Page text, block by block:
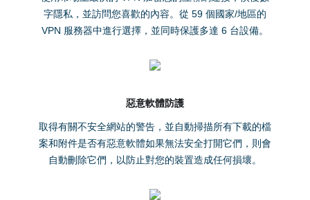
字隱私，並訪問您喜歡的內容。從 59 個國家/地區的
VPN 服務器中進行選擇，並同時保護多達 6 台設備。
惡意軟體防護
取得有關不安全網站的警告，並自動掃描所有下載的檔
案和附件是否有惡意軟體如果無法安全打開它們，則會
自動刪除它們，以防止對您的裝置造成任何損壞。